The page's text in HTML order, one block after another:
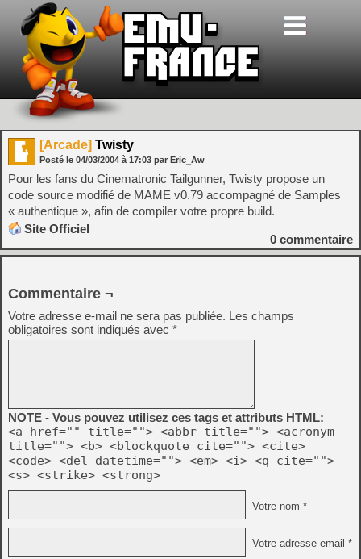
[Arcade] Twisty
Posté le 04/03/2004 à 17:03 par Eric_Aw
Pour les fans du Cinematronic Tailgunner, Twisty propose un
code source modifié de MAME v0.79 accompagné de Samples
« authentique », afin de compiler votre propre build.
Site Officiel
0 commentaire
Commentaire ¬
Votre adresse e-mail ne sera pas publiée. Les champs
obligatoires sont indiqués avec *
NOTE - Vous pouvez utilisez ces tags et attributs HTML:
<a href="" title=""> <abbr title=""> <acronym
title=""> <b> <blockquote cite=""> <cite>
<code> <del datetime=""> <em> <i> <q cite="">
<s> <strike> <strong>
Votre nom *
Votre adresse email *